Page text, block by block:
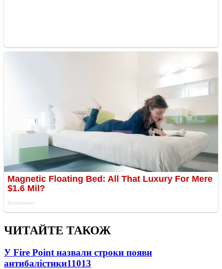
ЧИТАЙТЕ ТАКОЖ
У Fire Point назвали строки появи
антибалістики11013